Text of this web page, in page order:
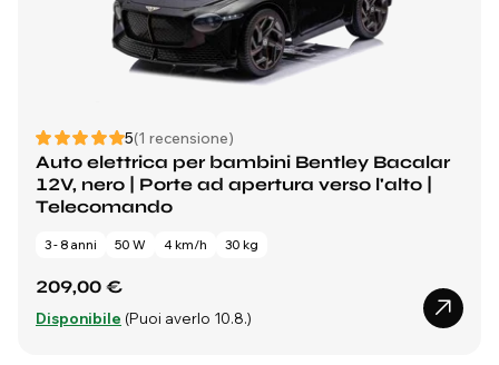
5(1 recensione)
Auto elettrica per bambini Bentley Bacalar
12V, nero | Porte ad apertura verso l'alto |
Telecomando
3 - 8 anni 50 W 4 km/h 30 kg
209,00 €
Disponibile (Puoi averlo 10.8.)